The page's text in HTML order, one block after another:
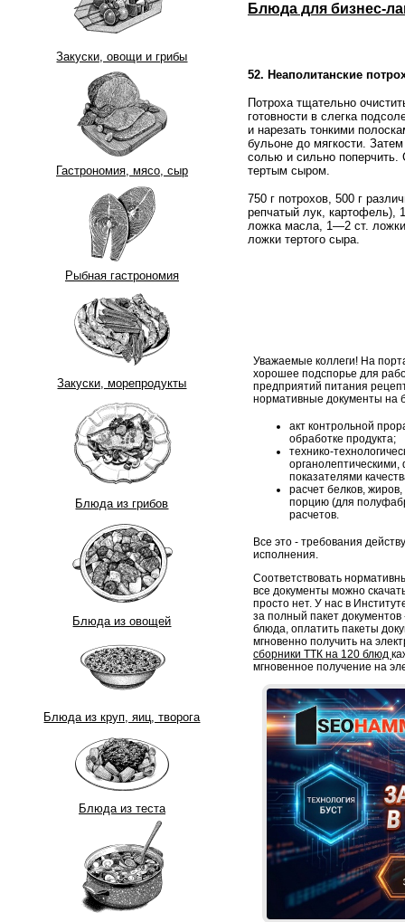
Закуски, овощи и грибы
Гастрономия, мясо, сыр
Рыбная гастрономия
Закуски, морепродукты
Блюда из грибов
Блюда из овощей
Блюда из круп, яиц, творога
Блюда из теста
Блюда для бизнес-
52. Неаполитанские
Потроха тщательно
готовности в слегка
и нарезать тонкими
бульоне до мягкости.
солью и сильно
тертым сыром.
750 г потрохов, 500 г
репчатый лук, картофель),
ложка масла, 1—2 ст.
ложки тертого сыра.
Уважаемые коллеги! На
хорошее подспорье для
предприятий питания
нормативные документы на
акт контрольной
обработке продукта;
технико-
показателями
расчет белков,
порцию (для
расчетов.
Все это - требования
исполнения.
Соответствовать
все документы можно
просто нет. У нас в
за полный пакет
блюда, оплатить пакеты
мгновенно получить на
сборники ТТК на 120 блюд
мгновенное получение на